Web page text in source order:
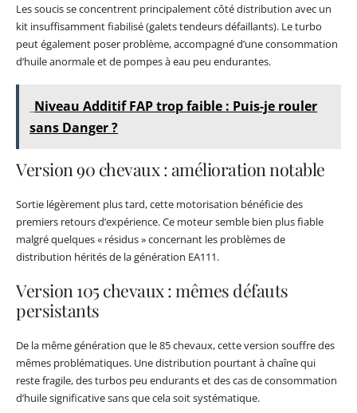
Les soucis se concentrent principalement côté distribution avec un
kit insuffisamment fiabilisé (galets tendeurs défaillants). Le turbo
peut également poser problème, accompagné d’une consommation
d’huile anormale et de pompes à eau peu endurantes.
Niveau Additif FAP trop faible : Puis-je rouler
sans Danger ?
Version 90 chevaux : amélioration notable
Sortie légèrement plus tard, cette motorisation bénéficie des
premiers retours d’expérience. Ce moteur semble bien plus fiable
malgré quelques « résidus » concernant les problèmes de
distribution hérités de la génération EA111.
Version 105 chevaux : mêmes défauts
persistants
De la même génération que le 85 chevaux, cette version souffre des
mêmes problématiques. Une distribution pourtant à chaîne qui
reste fragile, des turbos peu endurants et des cas de consommation
d’huile significative sans que cela soit systématique.